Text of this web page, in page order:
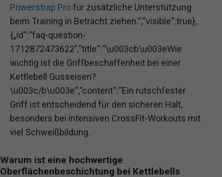
Powerstrap Profür zusätzliche Unterstützung
beim Training in Betracht ziehen.“,“visible“:true},
{„id“:“faq-question-
1712872473622″,“title“:“\u003cb\u003eWie
wichtig ist die Griffbeschaffenheit bei einer
Kettlebell Gusseisen?
\u003c/b\u003e“,“content“:“Ein rutschfester
Griff ist entscheidend für den sicheren Halt,
besonders bei intensiven CrossFit-Workouts mit
viel Schweißbildung.
Warum ist eine hochwertige
Oberflächenbeschichtung bei Kettlebells